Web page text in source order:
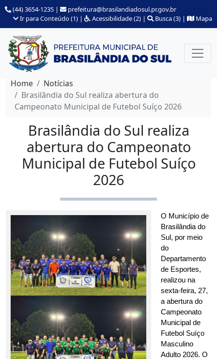
(44) 3654-1235 |
prefeitura@brasilandiadosul.pr.gov.br
Ir para Conteúdo (1) | Acessibilidade (2) | Busca (3) | Mapa
Home
Notícias
Brasilândia do Sul realiza abertura do
Campeonato Municipal de Futebol Suíço 2026
Brasilândia do Sul realiza
abertura do Campeonato
Municipal de Futebol Suíço
2026
O Município de
Brasilândia do
Sul, por meio
do
Departamento
de Esportes,
realizou na
sexta-feira, 27,
a abertura do
Campeonato
Municipal de
Futebol Suíço
Masculino
Adulto 2026. O